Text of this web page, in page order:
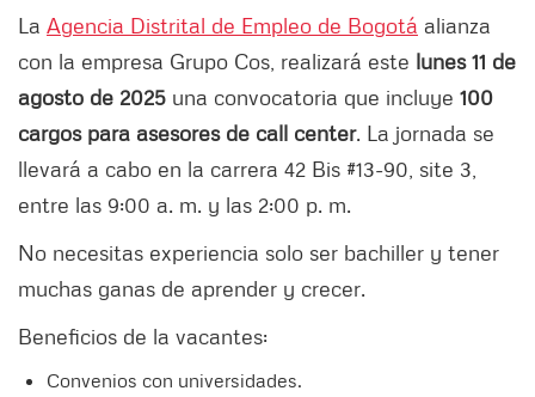
La Agencia Distrital de Empleo de Bogotá alianza
con la empresa Grupo Cos, realizará este lunes 11 de
agosto de 2025 una convocatoria que incluye 100
cargos para asesores de call center. La jornada se
llevará a cabo en la carrera 42 Bis #13-90, site 3,
entre las 9:00 a. m. y las 2:00 p. m.
No necesitas experiencia solo ser bachiller y tener
muchas ganas de aprender y crecer.
Beneficios de la vacantes:
Convenios con universidades.